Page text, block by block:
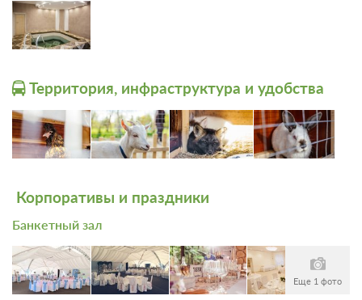
Проживание с питанием
В стоимость входит:
12 000
ЗА НОЧЬ ДЛЯ 1 ГОСТЯ
Территория, инфраструктура и удобства
Корпоративы и праздники
Банкетный зал
Еще 1 фото